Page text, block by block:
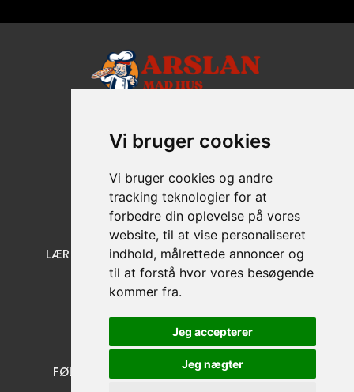
Vi bruger cookies
Vi bruger cookies og andre
tracking teknologier for at
forbedre din oplevelse på vores
website, til at vise personaliseret
indhold, målrettede annoncer og
til at forstå hvor vores besøgende
kommer fra.
Jeg accepterer
Jeg nægter
+45 22 78 12 20
CVR nr: 45347699
LÆR OS AT KENDE
Menu
KUNDE SERVICE
Persondatapolitik
FØLG OS. Facebook Instagram